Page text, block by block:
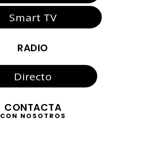
Smart TV
RADIO
Directo
CONTACTA
CON NOSOTROS